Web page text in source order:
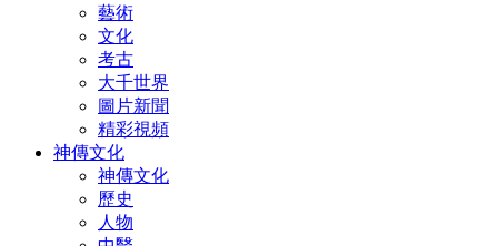
藝術
文化
考古
大千世界
圖片新聞
精彩視頻
神傳文化
神傳文化
歷史
人物